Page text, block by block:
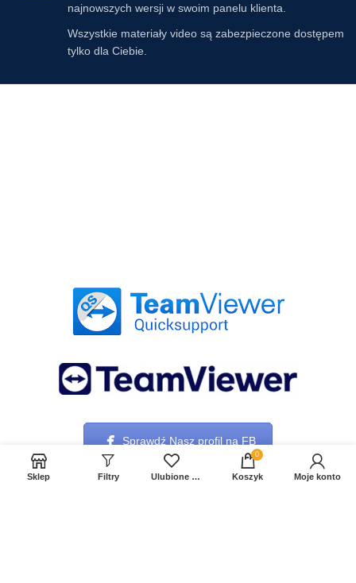
najnowszych wersji w swoim panelu klienta.
Wszystkie materiały video są zabezpieczone dostępem
tylko dla Ciebie.
Sprawdź Nasz profil na FB
Sklep Filtry Ulubione produkty
0
Koszyk Moje konto